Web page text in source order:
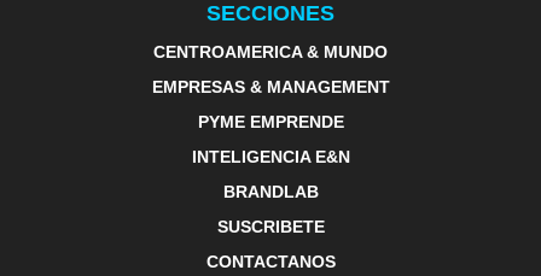
SECCIONES
CENTROAMERICA & MUNDO
EMPRESAS & MANAGEMENT
PYME EMPRENDE
INTELIGENCIA E&N
BRANDLAB
SUSCRIBETE
CONTACTANOS